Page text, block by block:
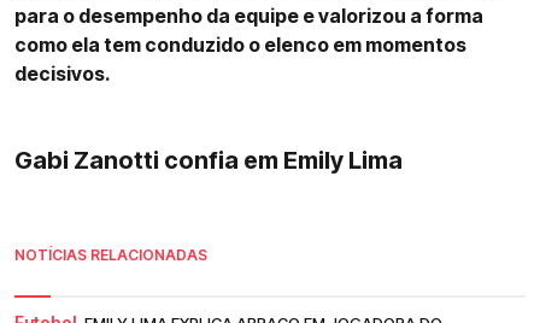
para o desempenho da equipe e valorizou a forma
como ela tem conduzido o elenco em momentos
decisivos.
Gabi Zanotti confia em Emily Lima
NOTÍCIAS RELACIONADAS